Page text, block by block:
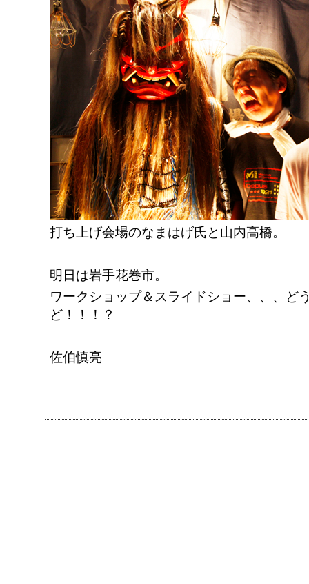
打ち上げ会場のなまはげ氏と山内高橋。
明日は岩手花巻市。
ワークショップ＆スライドショー、、、ど
ど！！！？
佐伯慎亮